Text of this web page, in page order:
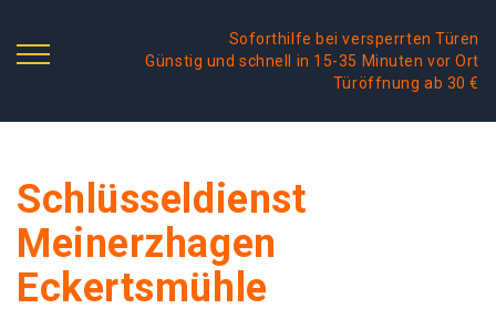
Soforthilfe bei versperrten Türen
Günstig und schnell in 15-35 Minuten vor Ort
Türöffnung ab 30 €
Schlüsseldienst
Meinerzhagen
Eckertsmühle